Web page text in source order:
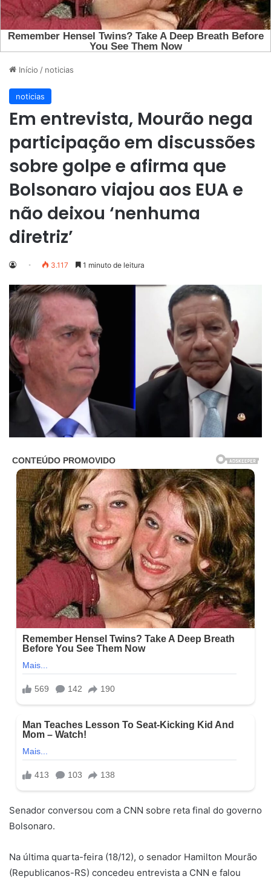
Início / noticias
noticias
Em entrevista, Mourão nega
participação em discussões
sobre golpe e afirma que
Bolsonaro viajou aos EUA e
não deixou ‘nenhuma
diretriz’
3.117 1 minuto de leitura
Senador conversou com a CNN sobre reta final do governo
Bolsonaro.
Na última quarta-feira (18/12), o senador Hamilton Mourão
(Republicanos-RS) concedeu entrevista a CNN e falou